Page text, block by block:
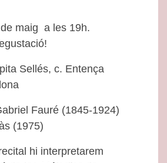
maig a les 19h.
Sellés, c. Entença
Fauré (1845-1924)
(1975)
hi interpretarem